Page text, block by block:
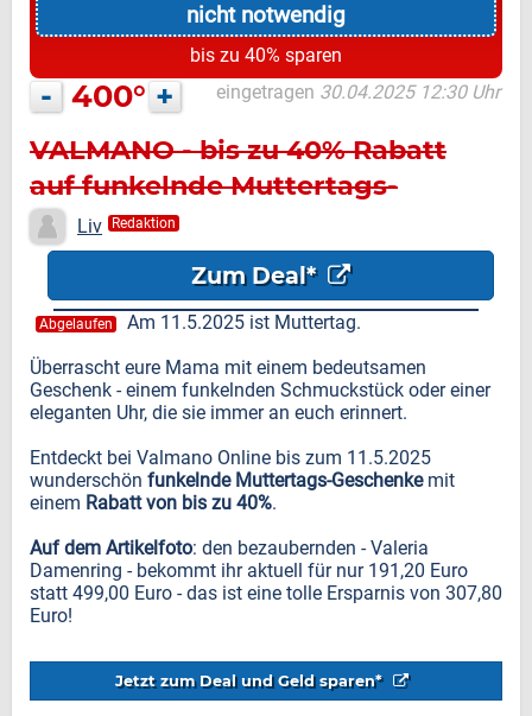
nicht notwendig
bis zu 40% sparen
- 400° + eingetragen 30.04.2025 12:30 Uhr
VALMANO - bis zu 40% Rabatt
auf funkelnde Muttertags-
Geschenke
Liv Redaktion
Zum Deal*
Abgelaufen
Am 11.5.2025 ist Muttertag.
Überrascht eure Mama mit einem bedeutsamen
Geschenk - einem funkelnden Schmuckstück oder einer
eleganten Uhr, die sie immer an euch erinnert.
Entdeckt bei Valmano Online bis zum 11.5.2025
wunderschön funkelnde Muttertags-Geschenkemit
einem Rabatt von bis zu 40%.
Auf dem Artikelfoto: den bezaubernden - Valeria
Damenring - bekommt ihr aktuell für nur 191,20 Euro
statt 499,00 Euro - das ist eine tolle Ersparnis von 307,80
Euro!
Jetzt zum Deal und Geld sparen*